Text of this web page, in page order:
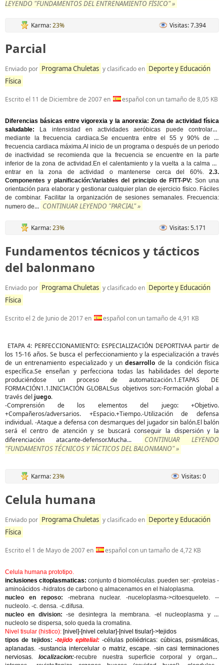
LEYENDO "FUNDAMENTOS DEL ENTRENAMIENTO FÍSICO" »
Karma:23% Visitas: 7.394
Parcial
Enviado por Programa Chuletas y clasificado en Deporte y Educación
Física
Escrito el 11 de Diciembre de 2007en español con un tamaño de 8,05 KB
Diferencias básicas entre vigorexia y la anorexia: Zona de actividad física
saludable:
La intensidad en actividades aeróbicas puede controlarse
mediante la frecuencia cardiaca.Se encuentra entre el 55 y 90% de la
frecuencia cardiaca máxima.Al inicio de un programa o después de un periodo
de inactividad se recomienda que la frecuencia se encuentre en la parte
inferior de la zona de actividad.En el calentamiento y la vuelta a la calma no
entrar en la zona de actividad o mantenerse cerca del 60%. 2.3.
Componentes y planificación:Variables del principio de FITT-PV: Son una
orientación para elaborar y gestionar cualquier plan de ejercicio físico. Fáciles
de combinar. Facilitar la organización de sesiones semanales. Frecuencia:
numero de... CONTINUAR LEYENDO "PARCIAL" »
Karma:23% Visitas: 5.171
Fundamentos técnicos y tácticos
del balonmano
Enviado por Programa Chuletas y clasificado en Deporte y Educación
Física
Escrito el 2 de Junio de 2017en español con un tamaño de 4,91 KB
ETAPA 4: PERFECCIONAMIENTO: ESPECIALIZACIÓN DEPORTIVAA partir de
los 15-16 años. Se busca el perfeccionamiento y la especialización a través
de un entrenamiento especializado y un desarrollo de la condición física
específica.Se enseñan y perfecciona todas las habilidades del deporte
produciéndose un proceso de automatización.1.ETAPAS DE
FORMACIÓN1.1.INICIACIÓN GLOBALSus objetivos son:-Formación global a
través del juego.
-Comprensión de los elementos del juego: +Objetivo.
+Compañeros/adversarios. +Espacio.+Tiempo.-Utilización de defensa
individual. -Ataque a defensa con desmarques del jugador sin balón.El balón
será el centro de atención y se buscará conseguir la dispersión y la
diferenciación atacante-defensor.Mucha...
CONTINUAR LEYENDO
"FUNDAMENTOS TÉCNICOS Y TÁCTICOS DEL BALONMANO" »
Karma:23% Visitas: 0
Celula humana
Enviado por Programa Chuletas y clasificado en Deporte y Educación
Física
Escrito el 1 de Mayo de 2007en español con un tamaño de 4,72 KB
Celula humana prototipo.
inclusiones citoplasmaticas: conjunto d biomoléculas. pueden ser: -proteias -
aminoácidos -hidratos de carbono q almacenamos en el hialoplasma.
nucleo en reposo: -mebrana nuclear. -nuceloplasma->citoesqueleto. --
nucleolo. -c. densa. -c.difusa.
nucleo en division:-se desintegra la membrana. -el nucleoplasma y el
nucleolo se dispersa, solo queda la cromatina.
Nivel tisular (histico): [nivel]-[nivel celular]-[nivel tisular]->tejidos
tipos de tejidos: -tejido epitelial:-células poliédricas: cúbicas, psismáticas,
aplanadas. -sustancia intercelular o matriz, escape. -sin casi terminaciones
nerviosas. localizacion:-recubre nuestra superficie corporal y organos